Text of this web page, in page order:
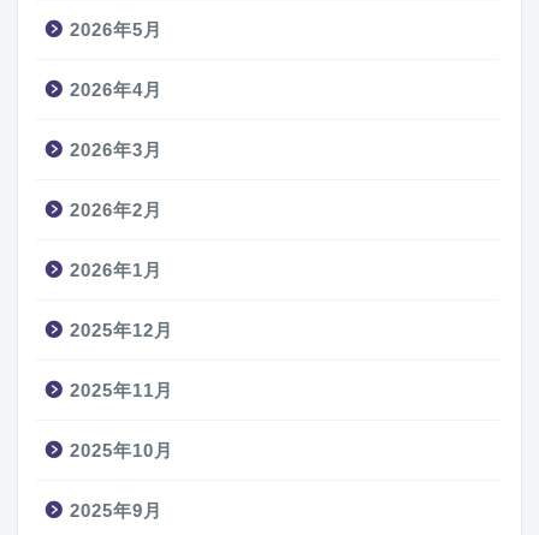
2026年5月
2026年4月
2026年3月
2026年2月
2026年1月
2025年12月
2025年11月
2025年10月
2025年9月